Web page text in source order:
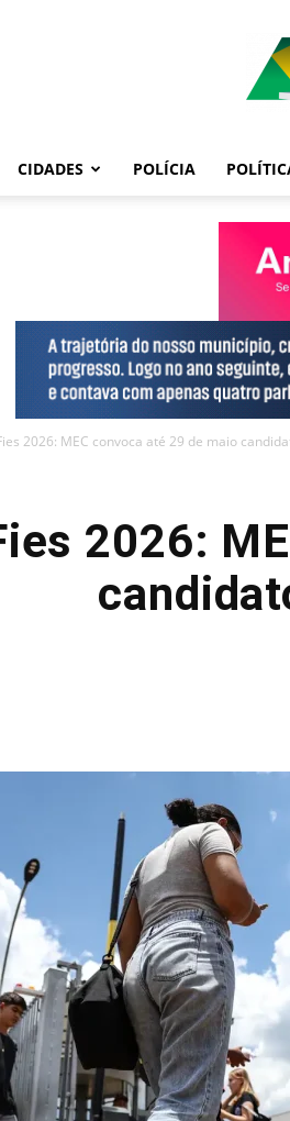
CIDADES POLÍCIA
2026: MEC convoca até 29 de maio
2026: